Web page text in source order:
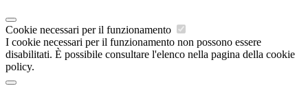
Cookie necessari per il funzionamento
I cookie necessari per il funzionamento non possono essere
disabilitati. È possibile consultare l'elenco nella pagina della cookie
policy.